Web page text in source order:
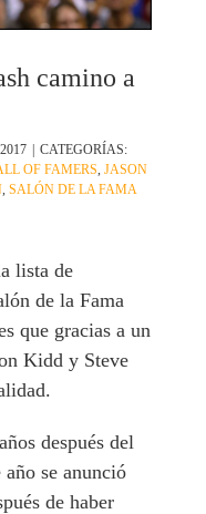
camino a
| CATEGORÍAS:
OF FAMERS ,JASON
,SALÓN DE LA FAMA
lista de
de la Fama
que gracias a un
Kidd y Steve
después del
se anunció
de haber